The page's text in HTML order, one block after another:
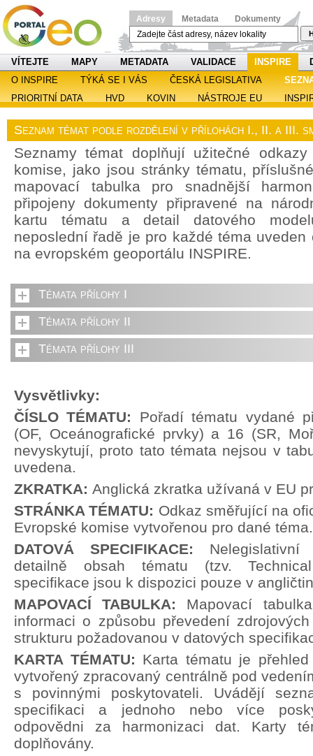
Adresy Metadata Dokumenty
VÍTEJTE MAPY METADATA VALIDACE INSPIRE
O INSPIRE
TÝKÁ SE I VÁS ČESKÁ LEGISLATIVA
PRIORITNÍ DATA
HVD KOVIN NÁSTROJE EU
Seznam témat podle rozdělení v přílohách I., II. a III.
Seznamy témat doplňují užitečné
komise, jako jsou stránky tématu,
mapovací tabulka pro snadnější
připojeny dokumenty připravené na
kartu tématu a detail datového
neposlední řadě je pro každé téma
na evropském geoportálu INSPIRE.
Témata přílohy I
Témata přílohy II
Témata přílohy III
Vysvětlivky:
ČÍSLO TÉMATU: Pořadí tématu vydané
(OF, Oceánografické prvky) a 16 (SR,
nevyskytují, proto tato témata nejsou v
uvedena.
ZKRATKA: Anglická zkratka užívaná v EU
STRÁNKA TÉMATU: Odkaz směřující na
Evropské komise vytvořenou pro dané téma.
DATOVÁ SPECIFIKACE:
detailně obsah tématu (tzv.
specifikace jsou k dispozici pouze v
MAPOVACÍ TABULKA: Mapovací
informaci o způsobu převedení
strukturu požadovanou v datových
KARTA TÉMATU: Karta tématu je
vytvořený zpracovaný centrálně pod
s povinnými poskytovateli. Uvádějí
specifikaci a jednoho nebo více
odpovědni za harmonizaci dat. Karty
doplňovány.